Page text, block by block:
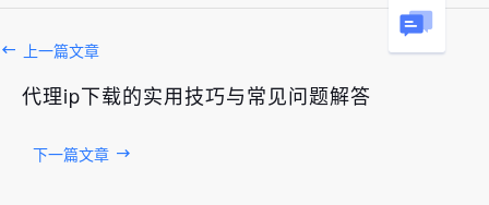
上一篇文章
代理ip下载的实用技巧与常见问题解答
下一篇文章